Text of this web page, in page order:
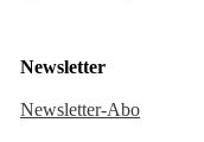
Newsletter
Newsletter-Abo